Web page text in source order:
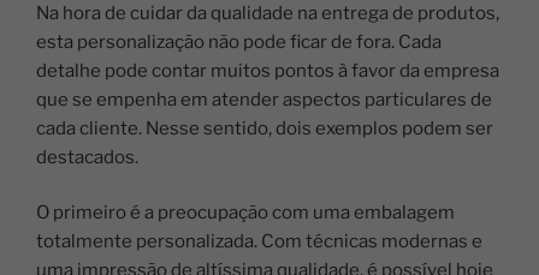
Na hora de cuidar da qualidade na entrega de produtos,
esta personalização não pode ficar de fora. Cada
detalhe pode contar muitos pontos à favor da empresa
que se empenha em atender aspectos particulares de
cada cliente. Nesse sentido, dois exemplos podem ser
destacados.
O primeiro é a preocupação com uma embalagem
totalmente personalizada. Com técnicas modernas e
uma impressão de altíssima qualidade, é possível hoje